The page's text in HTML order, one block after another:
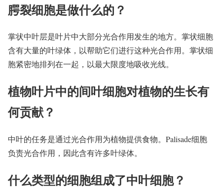
腭裂细胞是做什么的？
掌状中叶层是叶片中大部分光合作用发生的地方。掌状细胞
含有大量的叶绿体，以帮助它们进行这种光合作用。掌状细
胞紧密地排列在一起，以最大限度地吸收光线。
植物叶片中的间叶细胞对植物的生长有
何贡献？
中叶的任务是通过光合作用为植物提供食物。Palisade细胞
负责光合作用，因此含有许多叶绿体。
什么类型的细胞组成了中叶细胞？